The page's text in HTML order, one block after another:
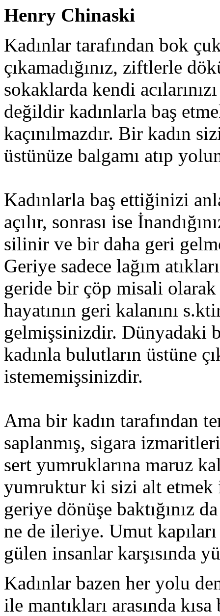
Henry Chinaski
Kadınlar tarafından bok
çıkamadığınız, ziftlerle
sokaklarda kendi
değildir kadınlarla baş
kaçınılmazdır. Bir kadın
üstünüze balgamı atıp
Kadınlarla baş ettiğinizi
açılır, sonrası ise
silinir ve bir daha geri
Geriye sadece lağım
geride bir çöp misali olarak
hayatının geri kalanını
gelmişsinizdir. Dünyadaki
kadınla bulutların üstüne
istememişsinizdir.
Ama bir kadın tarafından
saplanmış, sigara
sert yumruklarına maruz
yumruktur ki sizi alt etmek
geriye dönüşe baktığınız
ne de ileriye. Umut
gülen insanlar karşısında
Kadınlar bazen her yolu
ile mantıkları arasında